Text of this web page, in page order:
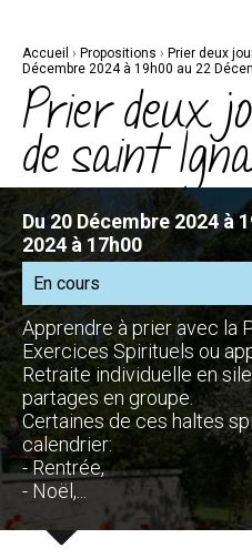
navigation
Accueil › Propositions › Prier deux
Décembre 2024 à 19h00 au 22
Prier deux
de saint
Du 20 Décembre 2024 à
2024 à 17h00
En cours
Apprendre à prier avec la
Exercices Spirituels ou
Retraite individuelle en
partages en groupe.
Certaines de ces haltes
calendrier:
- Rentrée,
- Noël,...